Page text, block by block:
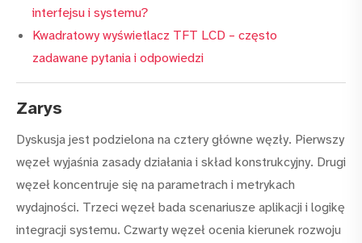
interfejsu i systemu?
Kwadratowy wyświetlacz TFT LCD – często
zadawane pytania i odpowiedzi
Zarys
Dyskusja jest podzielona na cztery główne węzły. Pierwszy
węzeł wyjaśnia zasady działania i skład konstrukcyjny. Drugi
węzeł koncentruje się na parametrach i metrykach
wydajności. Trzeci węzeł bada scenariusze aplikacji i logikę
integracji systemu. Czwarty węzeł ocenia kierunek rozwoju